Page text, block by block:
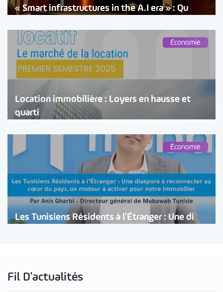
« Smart infrastructures in the A.I era » : Qu
Économie
Location immobilière : Loyers en hausse et
quarti
Économie
Les Tunisiens Résidents à l’Étranger : Une di
Fil D'actualités